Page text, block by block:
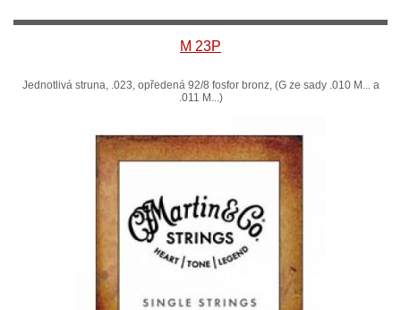
M 23P
Jednotlivá struna, .023, opředená 92/8 fosfor bronz, (G ze sady .010 M... a
.011 M...)